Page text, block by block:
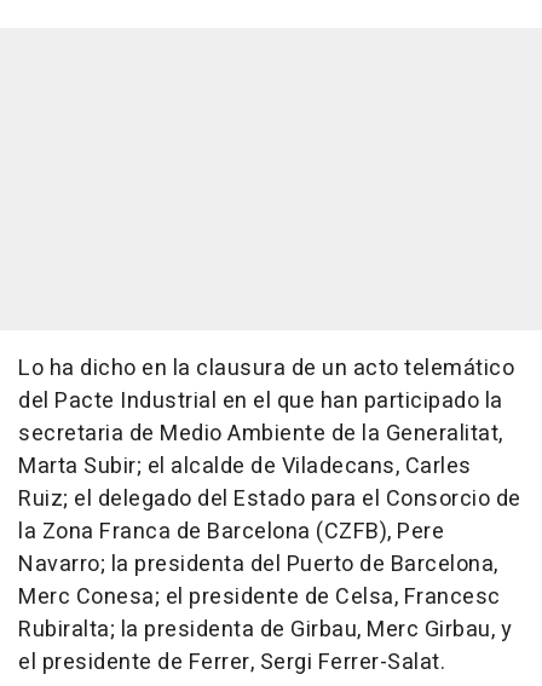
Lo ha dicho en la clausura de un acto telemático
del Pacte Industrial en el que han participado la
secretaria de Medio Ambiente de la Generalitat,
Marta Subir; el alcalde de Viladecans, Carles
Ruiz; el delegado del Estado para el Consorcio de
la Zona Franca de Barcelona (CZFB), Pere
Navarro; la presidenta del Puerto de Barcelona,
Merc Conesa; el presidente de Celsa, Francesc
Rubiralta; la presidenta de Girbau, Merc Girbau, y
el presidente de Ferrer, Sergi Ferrer-Salat.